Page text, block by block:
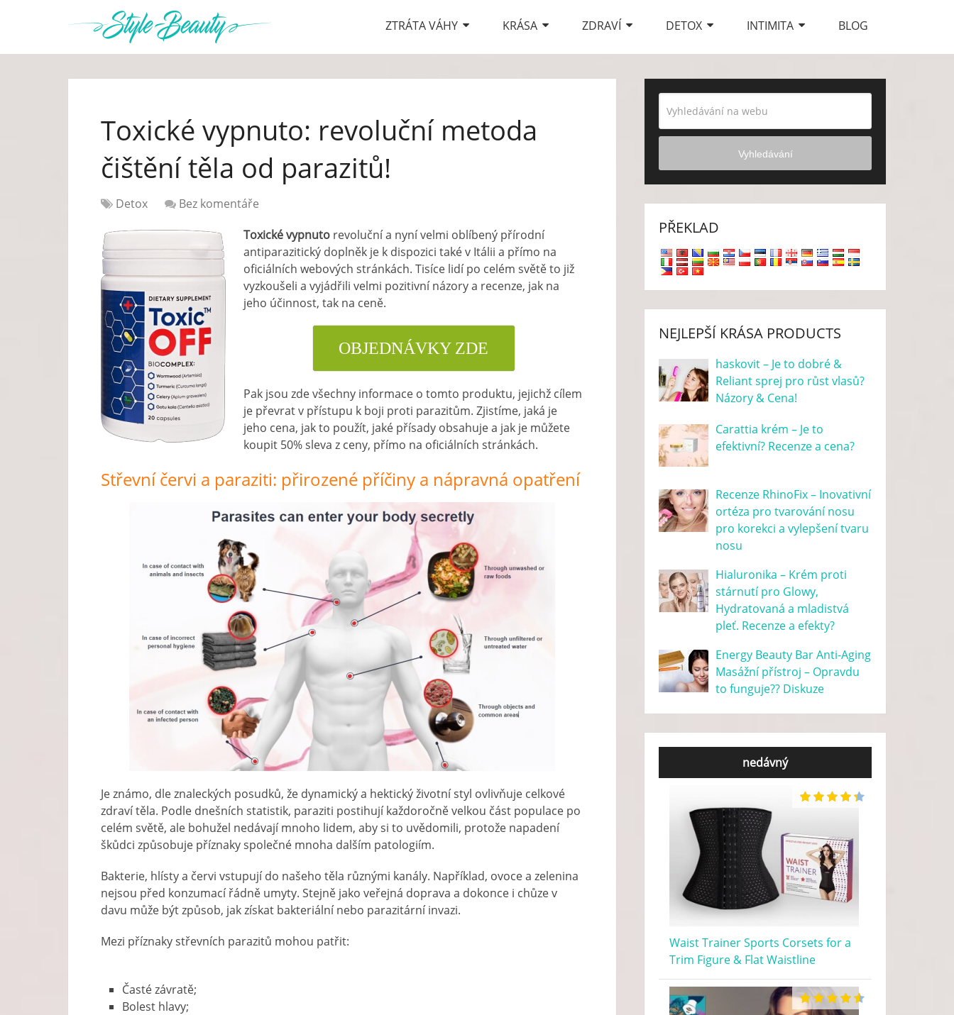
ZTRÁTA VÁHY KRÁSA ZDRAVÍ DETOX INTIMITA BLOG
Toxické vypnuto: revoluční metoda
čištění těla od parazitů!
Detox
Bez komentáře
Toxické vypnuto revoluční a nyní velmi oblíbený přírodní
antiparazitický doplněk je k dispozici také v Itálii a přímo na
oficiálních webových stránkách. Tisíce lidí po celém světě to již
vyzkoušeli a vyjádřili velmi pozitivní názory a recenze, jak na
jeho účinnost, tak na ceně.
OBJEDNÁVKY ZDE
Pak jsou zde všechny informace o tomto produktu, jejichž cílem
je převrat v přístupu k boji proti parazitům. Zjistíme, jaká je
jeho cena, jak to použít, jaké přísady obsahuje a jak je můžete
koupit 50% sleva z ceny, přímo na oficiálních stránkách.
Střevní červi a paraziti: přirozené příčiny a nápravná opatření
Je známo, dle znaleckých posudků, že dynamický a hektický životní styl ovlivňuje celkové
zdraví těla. Podle dnešních statistik, paraziti postihují každoročně velkou část populace po
celém světě, ale bohužel nedávají mnoho lidem, aby si to uvědomili, protože napadení
škůdci způsobuje příznaky společné mnoha dalším patologiím.
Bakterie, hlísty a červi vstupují do našeho těla různými kanály. Například, ovoce a zelenina
nejsou před konzumací řádně umyty. Stejně jako veřejná doprava a dokonce i chůze v
davu může být způsob, jak získat bakteriální nebo parazitární invazi.
Mezi příznaky střevních parazitů mohou patřit:
Časté závratě;
Bolest hlavy;
Vyhledávání
PŘEKLAD
NEJLEPŠÍ KRÁSA PRODUCTS
haskovit – Je to dobré &
Reliant sprej pro růst vlasů?
Názory & Cena!
Carattia krém – Je to
efektivní? Recenze a cena?
Recenze RhinoFix – Inovativní
ortéza pro tvarování nosu
pro korekci a vylepšení tvaru
nosu
Hialuronika – Krém proti
stárnutí pro Glowy,
Hydratovaná a mladistvá
pleť. Recenze a efekty?
Energy Beauty Bar Anti-Aging
Masážní přístroj – Opravdu
to funguje?? Diskuze
nedávný
Waist Trainer Sports Corsets for a
Trim Figure & Flat Waistline